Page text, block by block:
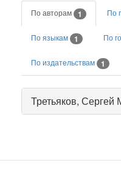
По авторам 1 По
По языкам 1 По
По издательствам 1
Третьяков, Сергей